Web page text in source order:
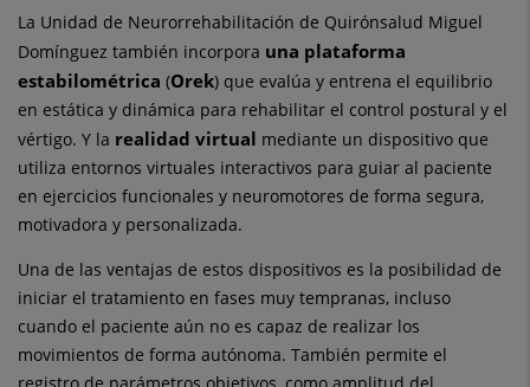
La Unidad de Neurorrehabilitación de Quirónsalud Miguel
Domínguez también incorpora una plataforma
estabilométrica (Orek) que evalúa y entrena el equilibrio
en estática y dinámica para rehabilitar el control postural y el
vértigo. Y la realidad virtual mediante un dispositivo que
utiliza entornos virtuales interactivos para guiar al paciente
en ejercicios funcionales y neuromotores de forma segura,
motivadora y personalizada.
Una de las ventajas de estos dispositivos es la posibilidad de
iniciar el tratamiento en fases muy tempranas, incluso
cuando el paciente aún no es capaz de realizar los
movimientos de forma autónoma. También permite el
registro de parámetros objetivos, como amplitud del